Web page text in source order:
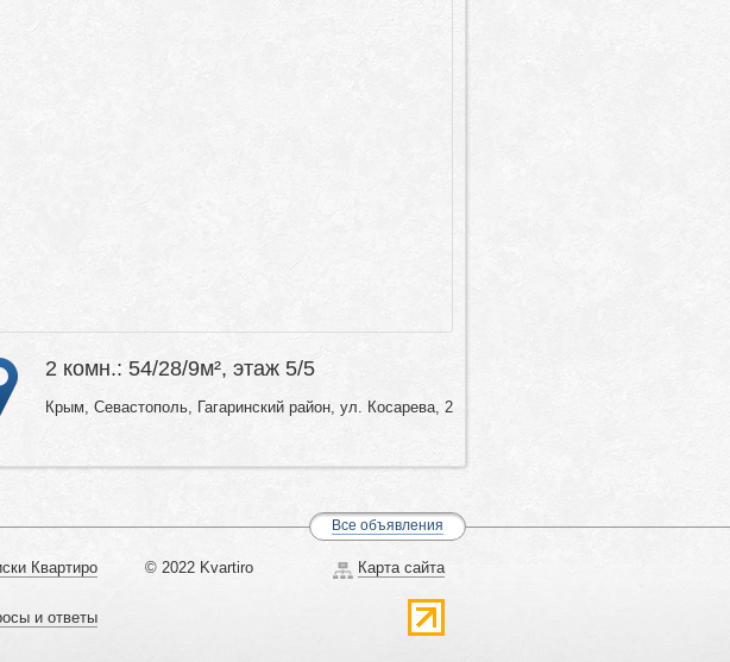
2 комн.: 54/28/9м², этаж 5/5
Крым, Севастополь, Гагаринский район, ул. Косарева, 2
Все объявления
Квартиро
и ответы
© 2022 Kvartiro Карта сайта